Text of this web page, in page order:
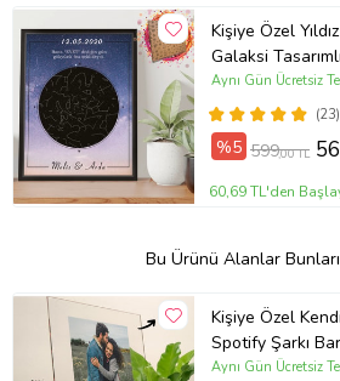
Kişiye Özel
Galaksi
Haritası Siyah
(23)
Aynı Gün Ücretsiz
%5 599,00 TL
60,69 TL'den
Bu Ürünü Alanlar
Kişiye Özel
Spotify Şarkı
Plak Fotoğraf
Aynı Gün Ücretsiz